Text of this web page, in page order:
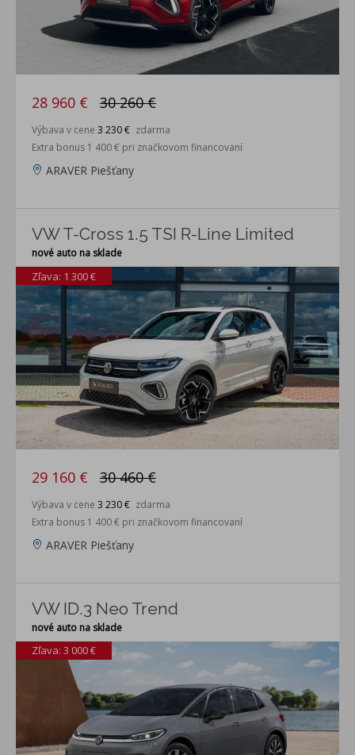
28 960 € 30 260 €
Výbava v cene 3 230 € zdarma
Extra bonus 1 400 € pri značkovom financovaní
ARAVER Piešťany
VW T-Cross 1.5 TSI R-Line Limited
nové auto na sklade
Zľava: 1 300 €
29 160 € 30 460 €
Výbava v cene 3 230 € zdarma
Extra bonus 1 400 € pri značkovom financovaní
ARAVER Piešťany
VW ID.3 Neo Trend
nové auto na sklade
Zľava: 3 000 €